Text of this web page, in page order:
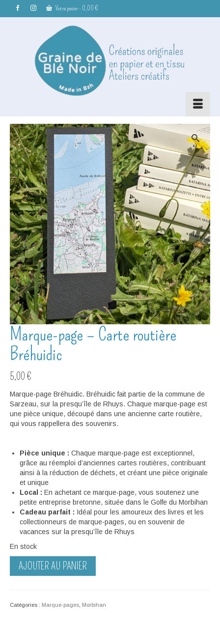
Votre panier- 0,00 €
Marque-page – Carte routière
Bréhuidic
5,00 €
Marque-page Bréhuidic. Bréhuidic fait partie de la commune de
Sarzeau, sur la presqu’île de Rhuys. Chaque marque-page est
une pièce unique, découpé dans une ancienne carte routière,
qui vous rappellera des souvenirs.
Pièce unique : Chaque marque-page est exceptionnel,
grâce au réemploi d’anciennes cartes routières, contribuant
ainsi à la réduction de déchets, et créant une pièce originale
et unique
Local : En achetant ce marque-page, vous soutenez une
petite entreprise bretonne, située dans le Golfe du Morbihan
Cadeau parfait : Idéal pour les amoureux des livres et les
collectionneurs de marque-pages, ou en souvenir de
vacances sur la presqu’île de Rhuys
En stock
quantité
Carte
AJOUTER AU PANIER
Catégories : Marque-pages Morbihan